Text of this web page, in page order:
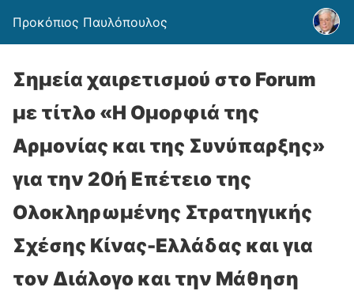
Προκόπιος Παυλόπουλος
Σημεία χαιρετισμού στο Forum
με τίτλο «Η Ομορφιά της
Αρμονίας και της Συνύπαρξης»
για την 20ή Επέτειο της
Ολοκληρωμένης Στρατηγικής
Σχέσης Κίνας-Ελλάδας και για
τον Διάλογο και την Μάθηση